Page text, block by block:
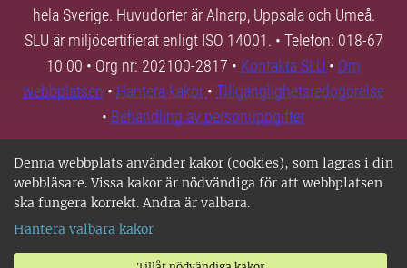
Denna webbplats använder kakor (cookies), som lagras i din
webbläsare. Vissa kakor är nödvändiga för att webbplatsen
ska fungera korrekt. Andra är valbara.
Hantera valbara kakor
hela Sverige. Huvudorter är Alnarp, Uppsala och Umeå.
SLU är miljöcertifierat enligt ISO 14001. • Telefon: 018-67
10 00 • Org nr: 202100-2817 • Kontakta SLU • Om
webbplatsen • Hantera kakor • Tillgänglighetsredogörelse
• Behandling av personuppgifter